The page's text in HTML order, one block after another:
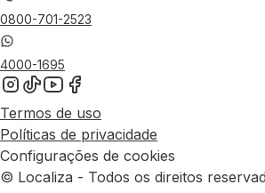
0800-701-2523
4000-1695
Termos de uso
Políticas de privacidade
Configurações de cookies
© Localiza - Todos os direitos